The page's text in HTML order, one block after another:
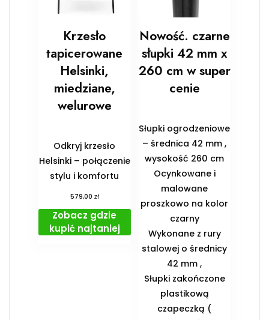
Krzesło
tapicerowane
Helsinki,
miedziane,
welurowe
Odkryj krzesło
Helsinki – połączenie
stylu i komfortu
579,00 zł
Zobacz gdzie
kupić najtaniej
Nowość. czarne
słupki 42 mm x
260 cm w super
cenie
Słupki ogrodzeniowe
– średnica 42 mm ,
wysokość 260 cm
Ocynkowane i
malowane
proszkowo na kolor
czarny
Wykonane z rury
stalowej o średnicy
42 mm ,
Słupki zakończone
plastikową
czapeczką (